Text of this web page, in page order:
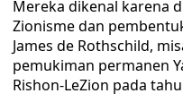
Mereka dikenal karena
Zionisme dan
James de Rothschild,
pemukiman permanen
Rishon-LeZion pada